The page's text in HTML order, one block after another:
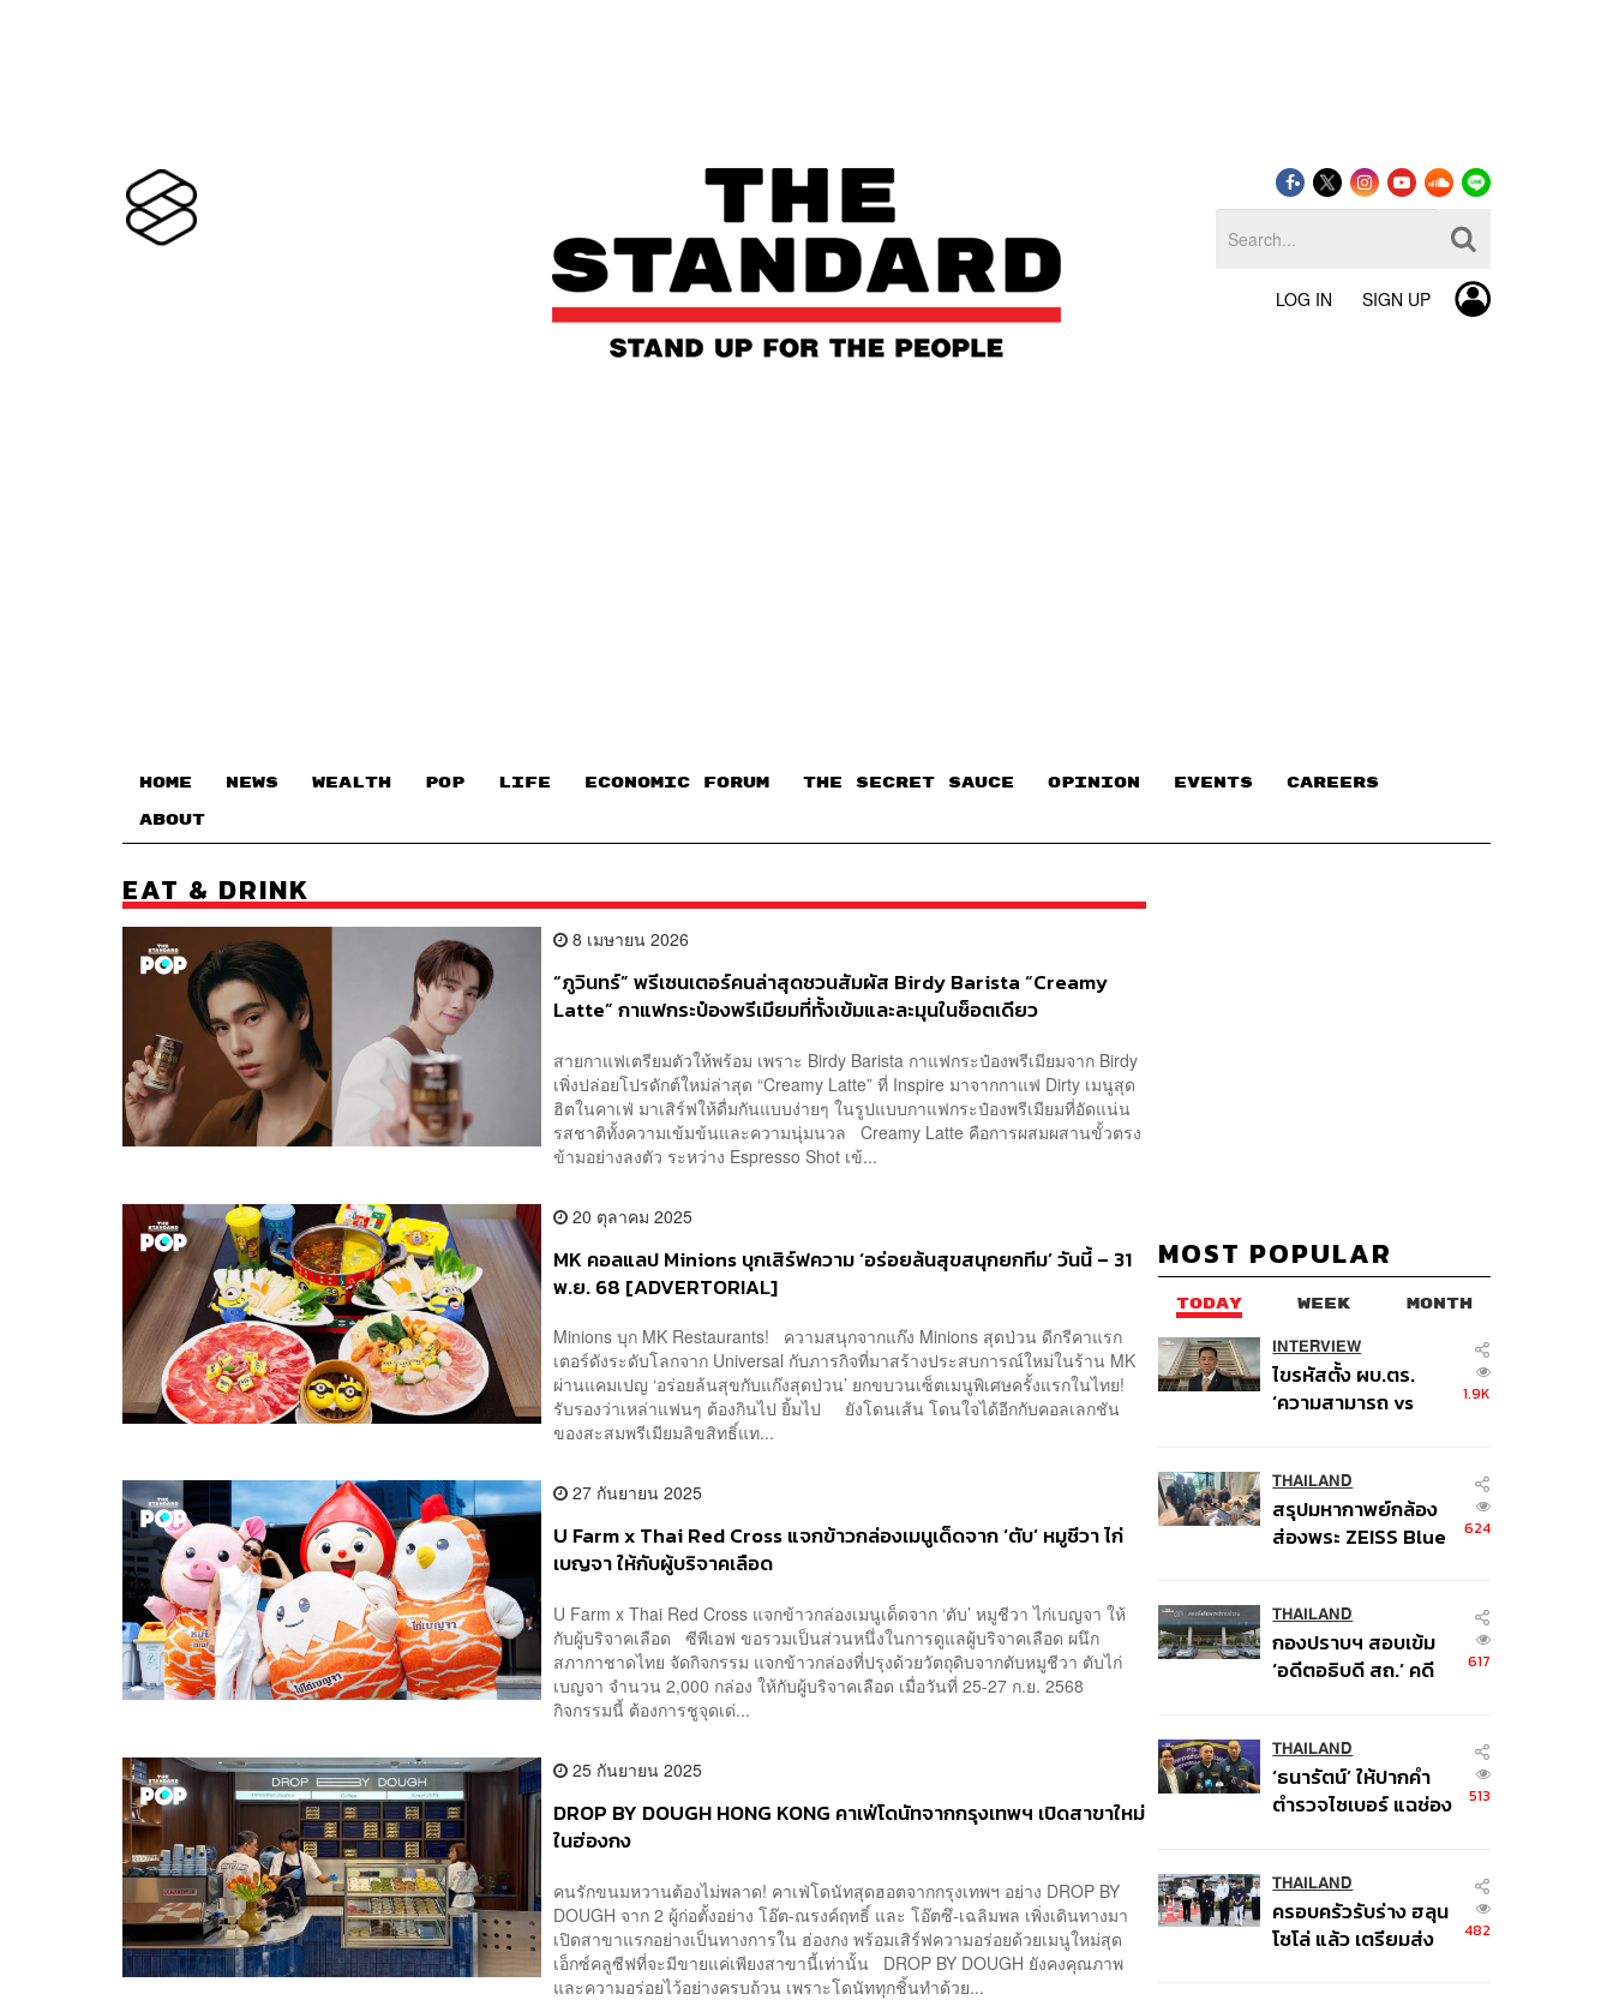
LOG IN SIGN UP
HOME NEWS WEALTH POP LIFE ECONOMIC FORUM THE SECRET SAUCE​ OPINION EVENTS CAREERS
ABOUT
EAT & DRINK
8 เมษายน 2026
“ภูวินทร์” พรีเซนเตอร์คนล่าสุดชวนสัมผัส Birdy Barista “Creamy
Latte” กาแฟกระป๋องพรีเมียมที่ทั้งเข้มและละมุนในช็อตเดียว
สายกาแฟเตรียมตัวให้พร้อม เพราะ Birdy Barista กาแฟกระป๋องพรีเมียมจาก Birdy
เพิ่งปล่อยโปรดักต์ใหม่ล่าสุด “Creamy Latte” ที่ Inspire มาจากกาแฟ Dirty เมนูสุด
ฮิตในคาเฟ่ มาเสิร์ฟให้ดื่มกันแบบง่ายๆ ในรูปแบบกาแฟกระป๋องพรีเมียมที่อัดแน่น
รสชาติทั้งความเข้มข้นและความนุ่มนวล Creamy Latte คือการผสมผสานขั้วตรง
ข้ามอย่างลงตัว ระหว่าง Espresso Shot เข้...
20 ตุลาคม 2025
MK คอลแลป Minions บุกเสิร์ฟความ ‘อร่อยล้นสุขสนุกยกทีม’ วันนี้ – 31
พ.ย. 68 [ADVERTORIAL]
Minions บุก MK Restaurants! ความสนุกจากแก๊ง Minions สุดป่วน ดีกรีคาแรก
เตอร์ดังระดับโลกจาก Universal กับภารกิจที่มาสร้างประสบการณ์ใหม่ในร้าน MK
ผ่านแคมเปญ ‘อร่อยล้นสุขกับแก๊งสุดป่วน’ ยกขบวนเซ็ตเมนูพิเศษครั้งแรกในไทย!
รับรองว่าเหล่าแฟนๆ ต้องกินไป ยิ้มไป ยังโดนเส้น โดนใจได้อีกกับคอลเลกชัน
ของสะสมพรีเมียมลิขสิทธิ์แท...
27 กันยายน 2025
U Farm x Thai Red Cross แจกข้าวกล่องเมนูเด็ดจาก ‘ตับ’ หมูชีวา ไก่
เบญจา ให้กับผู้บริจาคเลือด
U Farm x Thai Red Cross แจกข้าวกล่องเมนูเด็ดจาก ‘ตับ’ หมูชีวา ไก่เบญจา ให้
กับผู้บริจาคเลือด ซีพีเอฟ ขอรวมเป็นส่วนหนึ่งในการดูแลผู้บริจาคเลือด ผนึก
สภากาชาดไทย จัดกิจกรรม แจกข้าวกล่องที่ปรุงด้วยวัตถุดิบจากตับหมูชีวา ตับไก่
เบญจา จำนวน 2,000 กล่อง ให้กับผู้บริจาคเลือด เมื่อวันที่ 25-27 ก.ย. 2568
กิจกรรมนี้ ต้องการชูจุดเด่...
25 กันยายน 2025
DROP BY DOUGH HONG KONG คาเฟ่โดนัทจากกรุงเทพฯ เปิดสาขาใหม่
ในฮ่องกง
คนรักขนมหวานต้องไม่พลาด! คาเฟ่โดนัทสุดฮอตจากกรุงเทพฯ อย่าง DROP BY
DOUGH จาก 2 ผู้ก่อตั้งอย่าง โอ๊ต-ณรงค์ฤทธิ์ และ โอ๊ตซึ-เฉลิมพล เพิ่งเดินทางมา
เปิดสาขาแรกอย่างเป็นทางการใน ฮ่องกง พร้อมเสิร์ฟความอร่อยด้วยเมนูใหม่สุด
เอ็กซ์คลูซีฟที่จะมีขายแค่เพียงสาขานี้เท่านั้น DROP BY DOUGH ยังคงคุณภาพ
และความอร่อยไว้อย่างครบถ้วน เพราะโดนัททุกชิ้นทำด้วย...
MOST POPULAR
TODAY WEEK MONTH
INTERVIEW
ไขรหัสตั้ง ผบ.ตร.
‘ความสามารถ vs
พล.ต.อ. เอก อังสนา
นนท์
1.9K
THAILAND
สรุปมหากาพย์กล้อง
ส่องพระ ZEISS Blue
พิพาท ‘มาเวลล์ฯ’ ฟ้อง
‘โทน บางแค’ ผิดนัด
จ่ายหนี้-แอบระบุ
624
THAILAND
กองปราบฯ สอบเข้ม
‘อดีตอธิบดี สถ.’ คดี
ป.ป.ช. 12 ส.ค. นี้
617
THAILAND
‘ธนารัตน์’ ให้ปากคำ
ตำรวจไซเบอร์ แฉช่อง
513
THAILAND
ครอบครัวรับร่าง ฮลุน
โซโล่ แล้ว เตรียมส่ง
482